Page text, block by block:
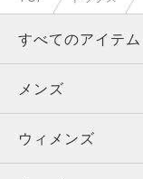
すべてのアイテム
メンズ
ウィメンズ
メンズ
トップス
ウィメンズ